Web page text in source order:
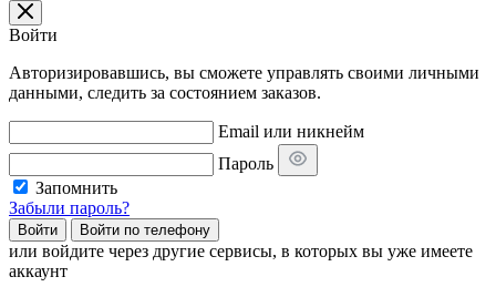
Войти
Авторизировавшись, вы сможете управлять своими личными
данными, следить за состоянием заказов.
Email или никнейм
Пароль
Запомнить
Забыли пароль?
Войти Войти по телефону
или войдите через другие сервисы, в которых вы уже имеете
аккаунт